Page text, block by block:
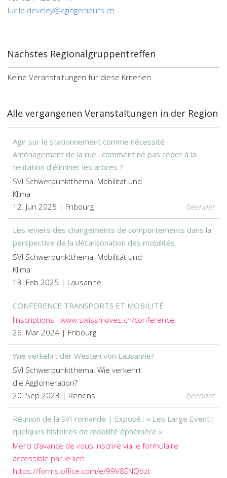
lucile.develey@cgingenieurs.ch
Nächstes Regionalgruppentreffen
Keine Veranstaltungen für diese Kriterien
Alle vergangenen Veranstaltungen in der Region
Agir sur le stationnement comme nécessité -
Aménagement de la rue : comment ne pas céder à la
tentation d‘éliminer les arbres ?
SVI Schwerpunktthema: Mobilität und
Klima
12. Jun 2025 | Fribourg
beendet
Les leviers des changements de comportements dans la
perspective de la décarbonation des mobilités
SVI Schwerpunktthema: Mobilität und
Klima
13. Feb 2025 | Lausanne
CONFERENCE TRANSPORTS ET MOBILITÉ
IInscriptions : www.swissmoves.ch/conference
26. Mär 2024 | Fribourg
Wie verkehrt der Westen von Lausanne?
SVI Schwerpunktthema: Wie verkehrt
die Agglomeration?
20. Sep 2023 | Renens
beendet
Réunion de la SVI romande | Exposé : « Les Large Event :
quelques histoires de mobilité éphémère »
Merci d’avance de vous inscrire via le formulaire
accessible par le lien
https://forms.office.com/e/99V8ENQbzt